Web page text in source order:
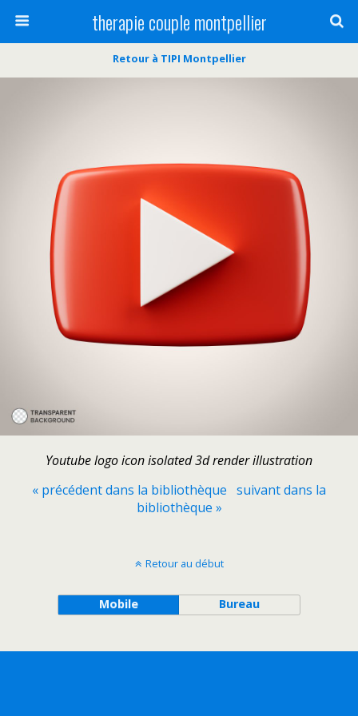
therapie couple montpellier
Retour à TIPI Montpellier
Youtube logo icon isolated 3d render illustration
« précédent dans la bibliothèque suivant dans la
bibliothèque »
Retour au début
Mobile Bureau